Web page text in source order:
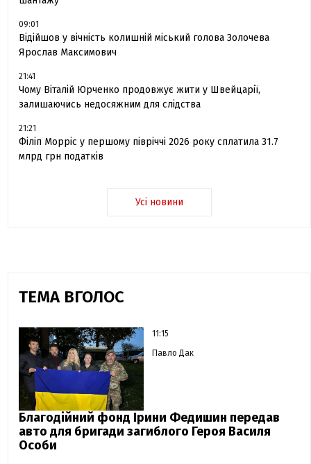
09:01
Відійшов у вічність колишній міський голова Золочева
Ярослав Максимович
21:41
Чому Віталій Юрченко продовжує жити у Швейцарії,
залишаючись недосяжним для слідства
21:21
Філіп Морріс у першому півріччі 2026 року сплатила 31.7
млрд грн податків
Усі новини
ТЕМА ВГОЛОС
11:15
Павло Дак
Благодійний фонд Ірини Федишин передав
авто для бригади загиблого Героя Василя
Особи